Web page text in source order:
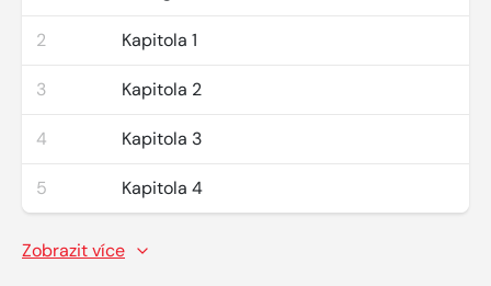
2 Kapitola 1
3 Kapitola 2
4 Kapitola 3
5 Kapitola 4
Zobrazit více